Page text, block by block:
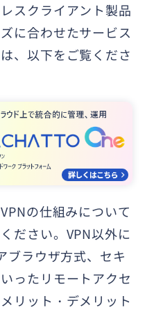
スクライアント製品
に合わせたサービス
、以下をご覧くださ
の仕組みについて
ださい。VPN以外に
ブラウザ方式、セキ
ったリモートアクセ
リット・デメリット